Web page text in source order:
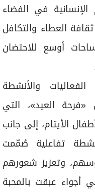
الإنسانية في الفضاء
العطاء والتكافل
أوسع للاحتضان
والأنشطة
العيد»، التي
الأيتام، إلى جانب
تفاعلية صُمّمت
وتعزيز شعورهم
أجواء عبقت بالمحبة